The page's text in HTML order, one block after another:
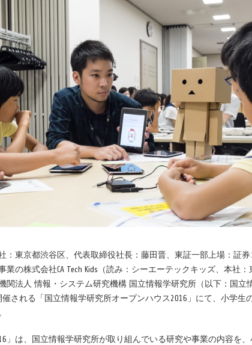
東京都渋谷区、代表取締役社長：藤田晋、東証一部上場：証券
の株式会社CA Tech Kids（読み：シーエーテックキッズ、本社
関法人 情報・システム研究機構 国立情報学研究所（以下：国立
される「国立情報学研究所オープンハウス2016」にて、小学生
」は、国立情報学研究所が取り組んでいる研究や事業の内容を